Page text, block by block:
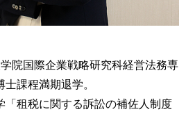
院国際企業戦略研究科経営法務専
課程満期退学。
「租税に関する訴訟の補佐人制度